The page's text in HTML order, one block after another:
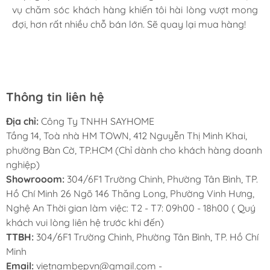
hữu ích và được nhiều khách hàng tìm kiếm
khi lựa chọn một chiếc bếp cho gia đình.
ngắt gián đoạn như nhiều bếp từ, bếp điện từ
thông thường khác.
2. Giữ ấm 3 mức nhiệt
Vùng từ của Bếp điện từ Sakura SE-
MH502Bcó chức năng giữ ấm ở 3 mức nhiệt
70ºC, 80ºC và 90ºC.
Và vùng điện giữ ấm ở mức nhiệt 70ºC. Bạn
có thể chọn chức năng này để giữ ấm món ăn
sau khi nấu, thay vì phải hâm lại làm giảm độ
tình, chu đáo tại Sayhome. Mình đã mua 2 máy rửa bát
cho mình và bố mẹ chồng,chất lượng ổn định. Ở đây có
vụ chăm sóc khách hàng khiến tôi hài lòng vượt mong
đợi, hơn rất nhiều chỗ bán lớn. Sẽ quay lại mua hàng!
Thông tin liên hệ
Địa chỉ: Công Ty TNHH SAYHOME
Tầng 14, Toà nhà HM TOWN, 412 Nguyễn Thị Minh Khai,
phường Bàn Cờ, TP.HCM (Chỉ dành cho khách hàng doanh
nghiệp)
Showrooom: 304/6F1 Trường Chinh, Phường Tân Bình, TP.
Hồ Chí Minh 26 Ngõ 146 Thăng Long, Phường Vinh Hưng,
Nghệ An Thời gian làm việc: T2 - T7: 09h00 - 18h00 ( Quý
khách vui lòng liên hệ trước khi đến)
TTBH: 304/6F1 Trường Chinh, Phường Tân Bình, TP. Hồ Chí
Minh
Email: vietnambepvn@gmail.com -